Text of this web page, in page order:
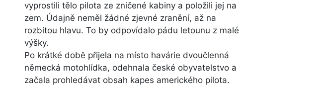
vyprostili tělo pilota ze zničené kabiny a položili jej na
zem. Údajně neměl žádné zjevné zranění, až na
rozbitou hlavu. To by odpovídalo pádu letounu z malé
výšky.
Po krátké době přijela na místo havárie dvoučlenná
německá motohlídka, odehnala české obyvatelstvo a
začala prohledávat obsah kapes amerického pilota.